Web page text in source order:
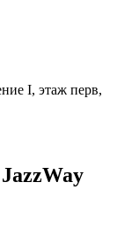
I, этаж перв,